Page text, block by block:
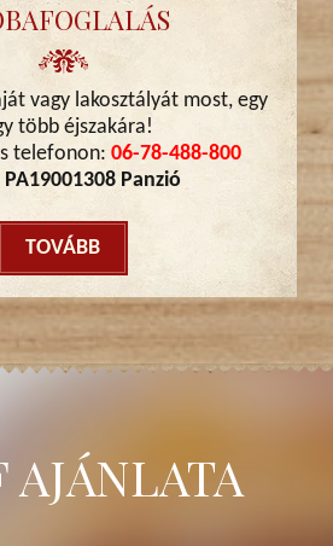
vagy lakosztályát most, egy
több éjszakára!
telefonon: 06-78-488-800
PA19001308 Panzió
TOVÁBB
AJÁNLATA